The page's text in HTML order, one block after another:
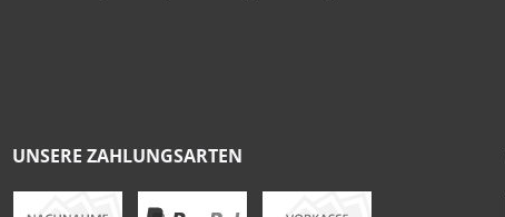
UNSERE ZAHLUNGSARTEN